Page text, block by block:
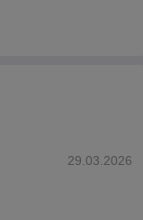
29.03.2026